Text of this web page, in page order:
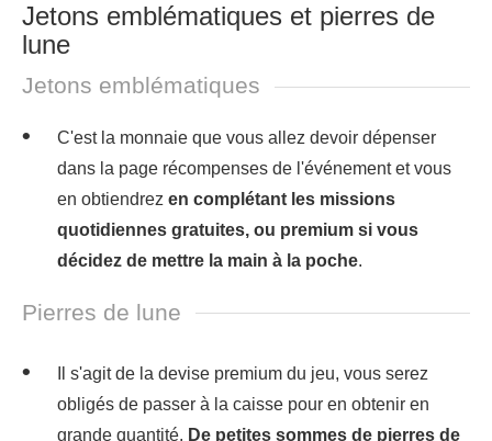
Jetons emblématiques et pierres de
lune
Jetons emblématiques
C'est la monnaie que vous allez devoir dépenser
dans la page récompenses de l'événement et vous
en obtiendrez en complétant les missions
quotidiennes gratuites, ou premium si vous
décidez de mettre la main à la poche.
Pierres de lune
Il s'agit de la devise premium du jeu, vous serez
obligés de passer à la caisse pour en obtenir en
grande quantité. De petites sommes de pierres de